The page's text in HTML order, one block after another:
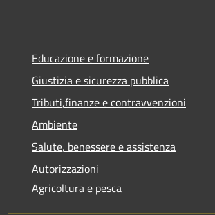
Educazione e formazione
Giustizia e sicurezza pubblica
Tributi,finanze e contravvenzioni
Ambiente
Salute, benessere e assistenza
Autorizzazioni
Agricoltura e pesca